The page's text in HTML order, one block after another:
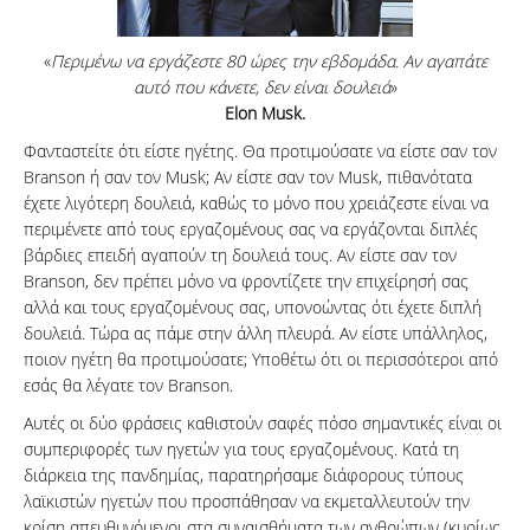
«Περιμένω να εργάζεστε 80 ώρες την εβδομάδα. Αν αγαπάτε
αυτό που κάνετε, δεν είναι δουλειά»
Elon Musk.
Φανταστείτε ότι είστε ηγέτης. Θα προτιμούσατε να είστε σαν τον
Branson ή σαν τον Musk; Αν είστε σαν τον Musk, πιθανότατα
έχετε λιγότερη δουλειά, καθώς το μόνο που χρειάζεστε είναι να
περιμένετε από τους εργαζομένους σας να εργάζονται διπλές
βάρδιες επειδή αγαπούν τη δουλειά τους. Αν είστε σαν τον
Branson, δεν πρέπει μόνο να φροντίζετε την επιχείρησή σας
αλλά και τους εργαζομένους σας, υπονοώντας ότι έχετε διπλή
δουλειά. Τώρα ας πάμε στην άλλη πλευρά. Αν είστε υπάλληλος,
ποιον ηγέτη θα προτιμούσατε; Υποθέτω ότι οι περισσότεροι από
εσάς θα λέγατε τον Branson.
Αυτές οι δύο φράσεις καθιστούν σαφές πόσο σημαντικές είναι οι
συμπεριφορές των ηγετών για τους εργαζομένους. Κατά τη
διάρκεια της πανδημίας, παρατηρήσαμε διάφορους τύπους
λαϊκιστών ηγετών που προσπάθησαν να εκμεταλλευτούν την